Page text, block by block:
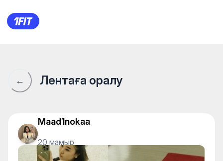
1Fit қауымдастығы · 1Fit
← Лентаға оралу
Maad1nokaa
20 мамыр